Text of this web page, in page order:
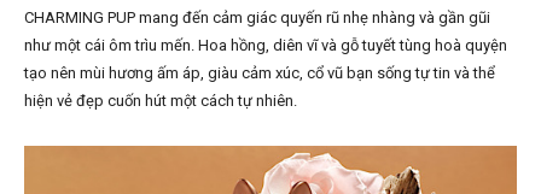
CHARMING PUP mang đến cảm giác quyến rũ nhẹ nhàng và gần gũi
như một cái ôm trìu mến. Hoa hồng, diên vĩ và gỗ tuyết tùng hoà quyện
tạo nên mùi hương ấm áp, giàu cảm xúc, cổ vũ bạn sống tự tin và thể
hiện vẻ đẹp cuốn hút một cách tự nhiên.